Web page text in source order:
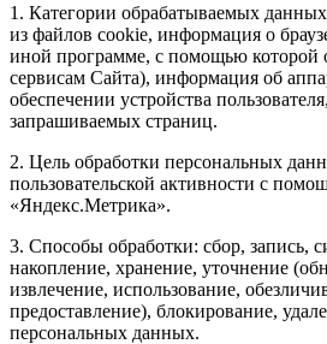
1. Категории обрабатываемых
из файлов cookie, информация о
иной программе, с помощью которой
сервисам Сайта), информация об
обеспечении устройства
запрашиваемых страниц.
2. Цель обработки персональных
пользовательской активности с
«Яндекс.Метрика».
3. Способы обработки: сбор, запись,
накопление, хранение, уточнение
извлечение, использование,
предоставление), блокирование,
персональных данных.